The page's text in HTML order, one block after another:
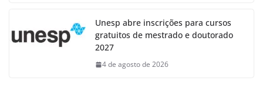
Unesp abre inscrições para cursos
gratuitos de mestrado e doutorado
2027
4 de agosto de 2026